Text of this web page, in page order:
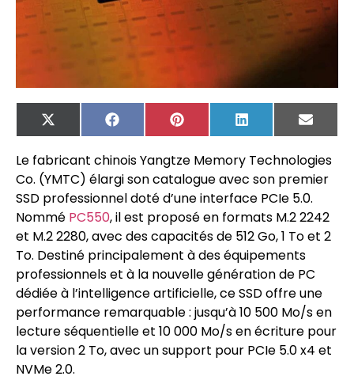
X
(Twitter)
FacebookPinterest LinkedIn
Email
Le fabricant chinois Yangtze Memory Technologies
Co. (YMTC) élargi son catalogue avec son premier
SSD professionnel doté d’une interface PCIe 5.0.
Nommé PC550, il est proposé en formats M.2 2242
et M.2 2280, avec des capacités de 512 Go, 1 To et 2
To. Destiné principalement à des équipements
professionnels et à la nouvelle génération de PC
dédiée à l’intelligence artificielle, ce SSD offre une
performance remarquable : jusqu’à 10 500 Mo/s en
lecture séquentielle et 10 000 Mo/s en écriture pour
la version 2 To, avec un support pour PCIe 5.0 x4 et
NVMe 2.0.